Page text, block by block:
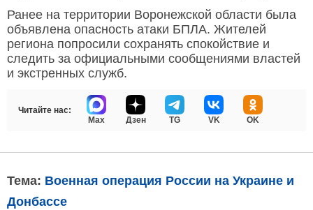
Ранее на территории Воронежской области была
объявлена опасность атаки БПЛА. Жителей
региона попросили сохранять спокойствие и
следить за официальными сообщениями властей
и экстренных служб.
Читайте нас:
Max
Дзен TG VK OK
Тема: Военная операция России на Украине и
Донбассе